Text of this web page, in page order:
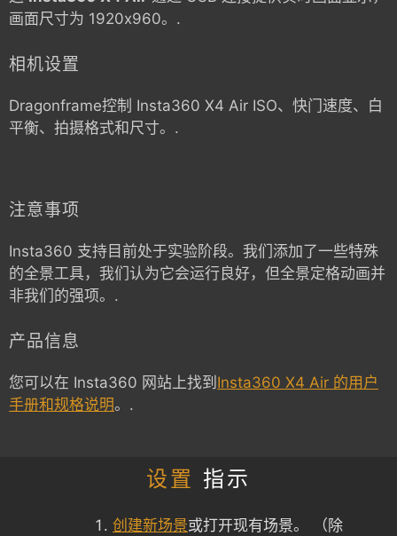
画面尺寸为 1920x960。.
相机设置
Dragonframe控制 Insta360 X4 Air ISO、快门速度、白
平衡、拍摄格式和尺寸。.
注意事项
Insta360 支持目前处于实验阶段。我们添加了一些特殊
的全景工具，我们认为它会运行良好，但全景定格动画并
非我们的强项。.
产品信息
您可以在 Insta360 网站上找到 Insta360 X4 Air 的用户
手册和规格说明。.
设置 指示
创建新场景或打开现有场景。 （除